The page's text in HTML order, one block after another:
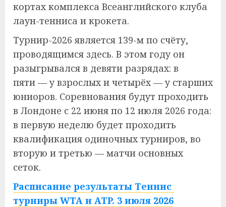
кортах комплекса Всеанглийского клуба
лаун-тенниса и крокета.
Турнир-2026 является 139-м по счёту,
проводящимся здесь. В этом году он
разыгрывался в девяти разрядах: в
пяти — у взрослых и четырёх — у старших
юниоров. Соревнования будут проходить
в Лондоне с 22 июня по 12 июля 2026 года:
в первую неделю будет проходить
квалификация одиночных турниров, во
вторую и третью — матчи основных
сеток.
Расписание результаты Теннис
турниры WTA и ATP. 3 июля 2026